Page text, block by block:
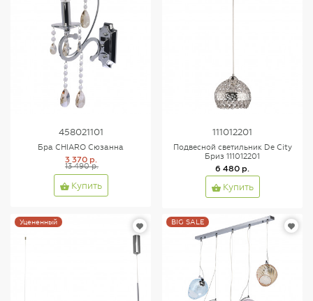
458021101
Бра CHIARO Сюзанна
3 370 р.
13 490 р.
Купить
111012201
Подвесной светильник De City
Бриз 111012201
6 480 р.
Купить
Уцененный BIG SALE